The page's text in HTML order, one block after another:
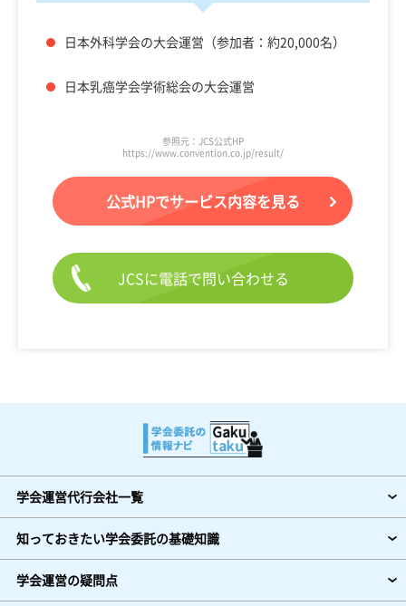
日本外科学会の大会運営（参加者：約20,000名）
日本乳癌学会学術総会の大会運営
参照元：JCS公式HP
https://www.convention.co.jp/result/
公式HPでサービス内容を見る
JCSに電話で問い合わせる
学会運営代行会社一覧
知っておきたい学会委託の基礎知識
学会運営の疑問点